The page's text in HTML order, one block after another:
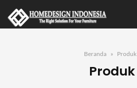
Beranda Produk
Produk